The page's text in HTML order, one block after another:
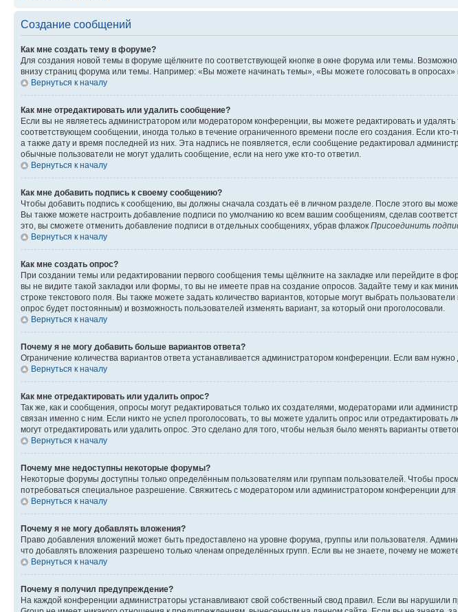
Создание сообщений
Как мне создать тему в форуме?
Для создания новой темы в форуме щёлкните по соответствующей кнопке в окне форума или темы.
внизу страниц форума или темы. Например: «Вы можете начинать темы», «Вы можете голосовать в опросах»
Вернуться к началу
Как мне отредактировать или удалить сообщение?
Если вы не являетесь администратором или модератором конференции, вы можете редактировать и
соответствующем сообщении, иногда только в течение ограниченного времени после его создания. Если
а также дату и время последней из них. Эта надпись не появляется, если сообщение редактировал
обычные пользователи не могут удалить сообщение, если на него уже кто-то ответил.
Вернуться к началу
Как мне добавить подпись к своему сообщению?
Чтобы добавить подпись к сообщению, вы должны сначала создать её в личном разделе. После этого вы
Вы также можете настроить добавление подписи по умолчанию ко всем вашим сообщениям, сделав
это, вы сможете отменить добавление подписи в отдельных сообщениях, убрав флажок Присоединить
Вернуться к началу
Как мне создать опрос?
При создании темы или редактировании первого сообщения темы щёлкните на закладке или перейдите в
вы не видите такой закладки или формы, то вы не имеете прав на создание опросов. Задайте тему и как
строке текстового поля. Вы также можете задать количество вариантов, которые могут выбрать
опрос будет постоянным) и возможность пользователей изменять вариант, за который они проголосовали.
Вернуться к началу
Почему я не могу добавить больше вариантов ответа?
Ограничение количества вариантов ответа устанавливается администратором конференции. Если вам
Вернуться к началу
Как мне отредактировать или удалить опрос?
Так же, как и сообщения, опросы могут редактироваться только их создателями, модераторами или
связан именно с ним. Если никто не успел проголосовать, то вы можете удалить опрос или
могут отредактировать или удалить опрос. Это сделано для того, чтобы нельзя было менять варианты
Вернуться к началу
Почему мне недоступны некоторые форумы?
Некоторые форумы доступны только определённым пользователям или группам пользователей. Чтобы
потребоваться специальное разрешение. Свяжитесь с модератором или администратором конференции для
Вернуться к началу
Почему я не могу добавлять вложения?
Право добавления вложений может быть предоставлено на уровне форума, группы или пользователя.
что добавлять вложения разрешено только членам определённых групп. Если вы не знаете, почему не
Вернуться к началу
Почему я получил предупреждение?
На каждой конференции администраторы устанавливают свой собственный свод правил. Если вы